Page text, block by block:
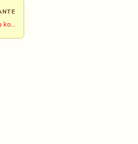
ko…